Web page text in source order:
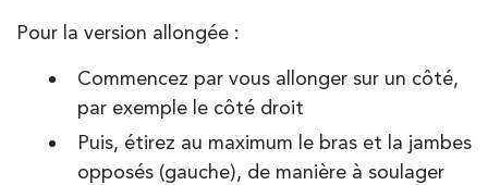
Pour la version allongée :
Commencez par vous allonger sur un côté,
par exemple le côté droit
Puis, étirez au maximum le bras et la jambes
opposés (gauche), de manière à soulager